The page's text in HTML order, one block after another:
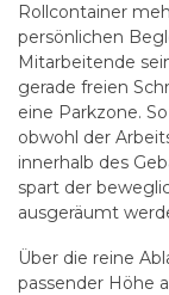
Rollcontainer
persönlichen
Mitarbeitende
gerade freien
eine Parkzone.
obwohl der
innerhalb des
spart der
ausgeräumt
Über die reine
passender Höhe